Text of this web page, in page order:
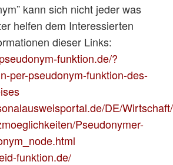
kann sich nicht jeder was
helfen dem Interessierten
dieser Links:
funktion.de/?
per-pseudonym-funktion-des-
DE/
Pseudonymer-
funktion.de/